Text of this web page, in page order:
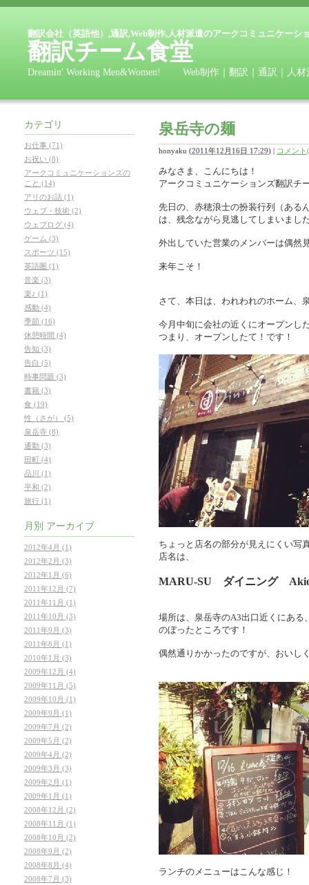
翻訳会社（英語他）,通訳,Web制作,人材派遣のアークコミュニケーシ
翻訳チーム食堂
Dreamin' Working Men&Women! Web制作｜翻訳｜通訳｜人
泉岳寺の麺
honyaku (2011年12月16日 17:29) | コメント
みなさま、こんにちは！
アークコミュニケーションズ翻訳チ
先日の、赤穂浪士の扮装行列（ある
は、残念ながら見逃してしまいまし
外出していた営業のメンバーは偶然
来年こそ！
さて、本日は、われわれのホーム、
今月中旬に会社の近くにオープンし
つまり、オープンしたて！です！
ちょっと店名の部分が見えにくい写
店名は、
MARU-SU ダイニング
場所は、泉岳寺のA3出口近くにあ
のぼったところです！
偶然通りかかったのですが、おいし
ランチのメニューはこんな感じ！
カテゴリ
お仕事 (71)
お祝い (8)
アークコミュニケーションズの
こと (14)
アリのお話 (1)
ウェブ・技術 (2)
ウェブログ (4)
ゲーム (3)
スポーツ (15)
英語圏 (1)
音楽 (3)
楽♪ (1)
感動 (4)
季節 (16)
休憩時間 (4)
告知 (3)
告白 (5)
時事問題 (3)
書籍 (3)
食 (19)
性（さが） (5)
泉岳寺 (8)
通勤 (3)
田町 (4)
品川 (1)
平和 (2)
旅行 (1)
月別 アーカイブ
2012年4月 (1)
2012年2月 (3)
2012年1月 (6)
2011年12月 (7)
2011年11月 (1)
2011年10月 (3)
2011年9月 (3)
2011年8月 (1)
2010年1月 (3)
2009年12月 (4)
2009年11月 (5)
2009年10月 (1)
2009年9月 (1)
2009年7月 (2)
2009年5月 (2)
2009年4月 (2)
2009年3月 (3)
2009年2月 (1)
2009年1月 (1)
2008年12月 (2)
2008年11月 (1)
2008年10月 (2)
2008年9月 (2)
2008年8月 (4)
2008年7月 (3)